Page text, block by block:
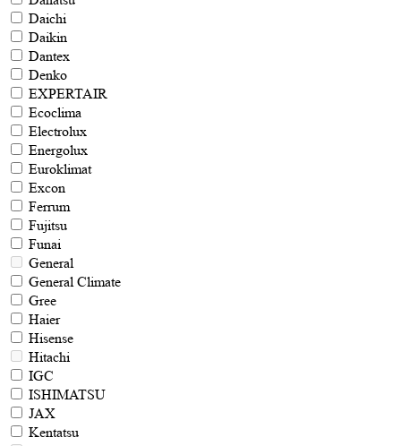
Daichi
Daikin
Dantex
Denko
EXPERTAIR
Ecoclima
Electrolux
Energolux
Euroklimat
Excon
Ferrum
Fujitsu
Funai
General
General Climate
Gree
Haier
Hisense
Hitachi
IGC
ISHIMATSU
JAX
Kentatsu